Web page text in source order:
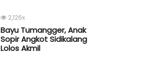
2,126x
Bayu Tumangger, Anak
Sopir Angkot Sidikalang
Lolos Akmil